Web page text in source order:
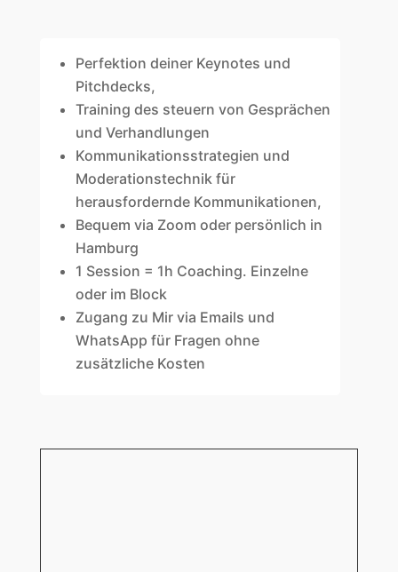
Perfektion deiner Keynotes und
Pitchdecks,
Training des steuern von Gesprächen
und Verhandlungen
Kommunikationsstrategien und
Moderationstechnik für
herausfordernde Kommunikationen,
Bequem via Zoom oder persönlich in
Hamburg
1 Session = 1h Coaching. Einzelne
oder im Block
Zugang zu Mir via Emails und
WhatsApp für Fragen ohne
zusätzliche Kosten